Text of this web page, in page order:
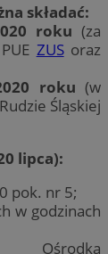
składać:
roku (za
ZUSoraz
roku (w
Śląskiej
lipca):
pok. nr 5;
w godzinach
Ośrodka